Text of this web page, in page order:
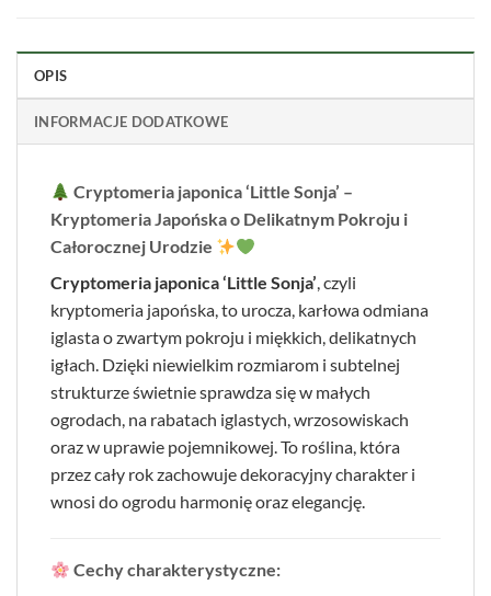
OPIS
INFORMACJE DODATKOWE
Cryptomeria japonica ‘Little Sonja’ –
Kryptomeria Japońska o Delikatnym Pokroju i
Całorocznej Urodzie
Cryptomeria japonica ‘Little Sonja’, czyli
kryptomeria japońska, to urocza, karłowa odmiana
iglasta o zwartym pokroju i miękkich, delikatnych
igłach. Dzięki niewielkim rozmiarom i subtelnej
strukturze świetnie sprawdza się w małych
ogrodach, na rabatach iglastych, wrzosowiskach
oraz w uprawie pojemnikowej. To roślina, która
przez cały rok zachowuje dekoracyjny charakter i
wnosi do ogrodu harmonię oraz elegancję.
Cechy charakterystyczne: